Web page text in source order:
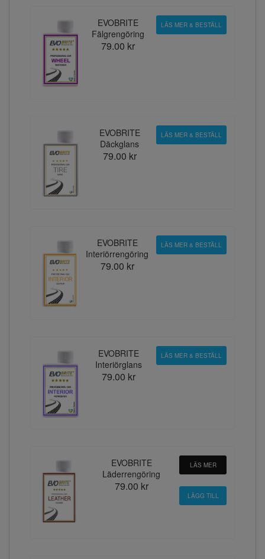
EVOBRITE
Fälgrengöring
79.00 kr
LÄS MER & BESTÄLL
EVOBRITE
Däckglans
79.00 kr
LÄS MER & BESTÄLL
EVOBRITE
Interiörrengöring
79.00 kr
LÄS MER & BESTÄLL
EVOBRITE
Interiörglans
79.00 kr
LÄS MER & BESTÄLL
EVOBRITE
Läderrengöring
79.00 kr
LÄS MER